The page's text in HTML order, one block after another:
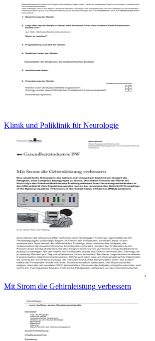
Klinik und Poliklinik für Neurologie
Mit Strom die Gehirnleistung verbessern